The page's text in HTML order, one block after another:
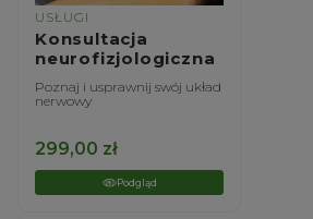
USŁUGI
Konsultacja
neurofizjologiczna
Poznaj i usprawnij swój układ
nerwowy
299,00 zł
Podgląd